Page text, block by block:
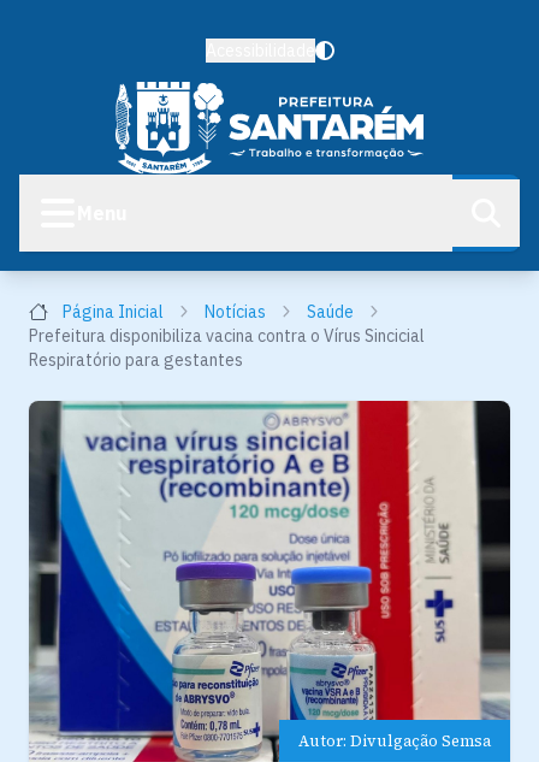
Página Inicial Notícias
Saúde
Prefeitura disponibiliza vacina contra o Vírus Sincicial
Respiratório para gestantes
Autor: Divulgação Semsa